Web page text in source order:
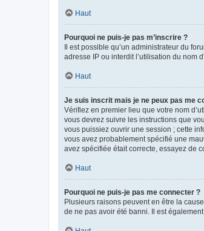
Haut
Pourquoi ne puis-je pas m’inscrire ?
Il est possible qu’un administrateur du
adresse IP ou interdit l’utilisation du nom
Haut
Je suis inscrit mais je ne peux pas me
Vérifiez en premier lieu que votre nom
vous devrez suivre les instructions que
vous puissiez ouvrir une session ; cette
vous avez probablement spécifié une
avez spécifiée était correcte, essayez de
Haut
Pourquoi ne puis-je pas me connecter ?
Plusieurs raisons peuvent en être la
de ne pas avoir été banni. Il est